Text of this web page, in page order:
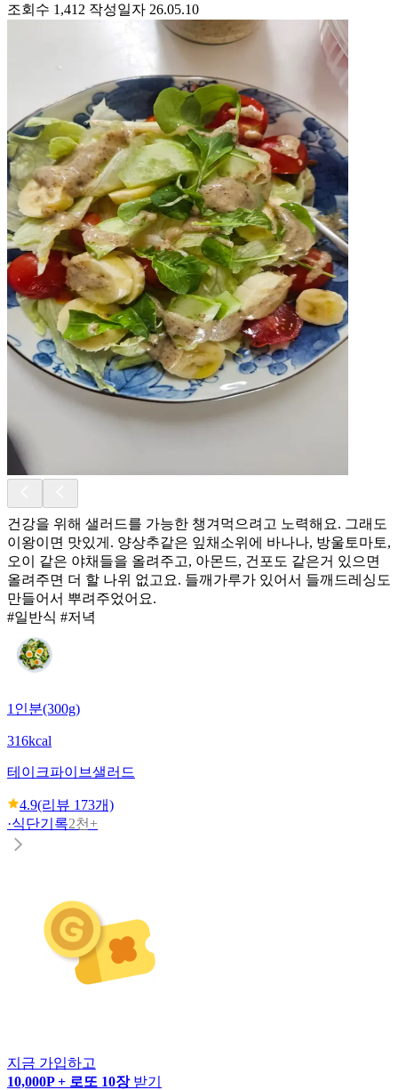
조회수 1,412 작성일자 26.05.10
건강을 위해 샐러드를 가능한 챙겨먹으려고 노력해요. 그래도
이왕이면 맛있게. 양상추같은 잎채소위에 바나나, 방울토마토,
오이 같은 야채들을 올려주고, 아몬드, 건포도 같은거 있으면
올려주면 더 할 나위 없고요. 들깨가루가 있어서 들깨드레싱도
만들어서 뿌려주었어요.
#일반식 #저녁
1인분(300g)
316kcal
테이크파이브샐러드
4.9(리뷰 173개)
·식단기록2천+
지금 가입하고
10,000P + 로또 10장 받기